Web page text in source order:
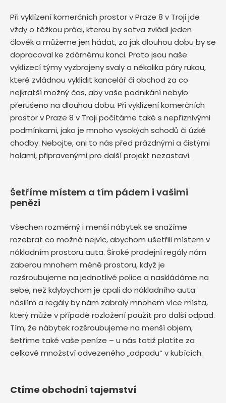
Při vyklízení komerčních prostor v Praze 8 v Troji jde
vždy o těžkou práci, kterou by sotva zvládl jeden
člověk a můžeme jen hádat, za jak dlouhou dobu by se
dopracoval ke zdárnému konci. Proto jsou naše
vyklízecí týmy vyzbrojeny svaly a několika páry rukou,
které zvládnou vyklidit kancelář či obchod za co
nejkratší možný čas, aby vaše podnikání nebylo
přerušeno na dlouhou dobu. Při vyklízení komerčních
prostor v Praze 8 v Troji počítáme také s nepříznivými
podmínkami, jako je mnoho vysokých schodů či úzké
chodby. Nebojte, ani to nás před prázdnými a čistými
halami, připravenými pro další projekt nezastaví.
Šetříme místem a tím pádem i vašimi
penězi
Všechen rozměrný i menší nábytek se snažíme
rozebrat co možná nejvíc, abychom ušetřili místem v
nákladním prostoru auta. Široké prodejní regály nám
zaberou mnohem méně prostoru, když je
rozšroubujeme na jednotlivé police a naskládáme na
sebe, než kdybychom je cpali do nákladního auta
násilím a regály by nám zabraly mnohem více místa,
který může v případě rozložení použít pro další odpad.
Tím, že nábytek rozšroubujeme na menší objem,
šetříme také vaše peníze – u nás totiž platíte za
celkové množství odvezeného „odpadu“ v kubících.
Ctíme obchodní tajemství